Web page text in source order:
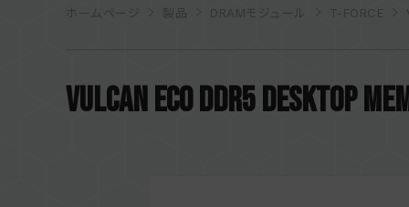
ホームページ DRAMモジュール T-FORCE
VULCAN ECO DDR5 DESKTOP